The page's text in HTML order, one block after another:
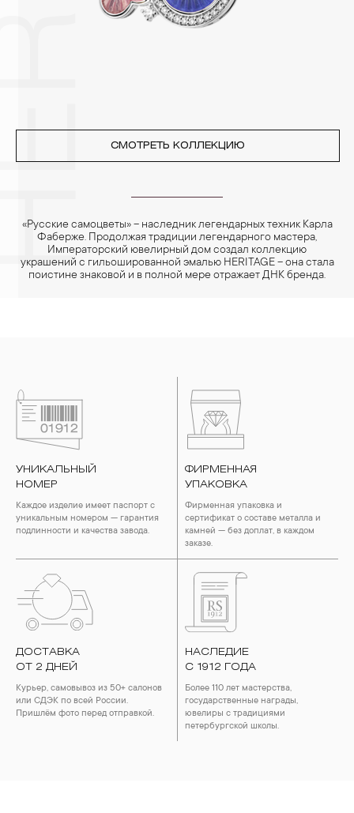
4. Специалисты обычно рекомендуют чистить украшения не
реже одного раза в месяц, а также регулярно протирать их
СМОТРЕТЬ КОЛЛЕКЦИЮ
«Русские самоцветы» – наследник легендарных техник Карла
Фаберже. Продолжая традиции легендарного мастера,
Императорский ювелирный дом создал коллекцию
украшений с гильошированной эмалью HERITAGE – она стала
поистине знаковой и в полной мере отражает ДНК бренда.
УНИКАЛЬНЫЙ
НОМЕР
Каждое изделие имеет паспорт с
уникальным номером — гарантия
подлинности и качества завода.
ФИРМЕННАЯ
УПАКОВКА
Фирменная упаковка и
сертификат о составе металла и
камней — без доплат, в каждом
заказе.
ДОСТАВКА
ОТ 2 ДНЕЙ
Курьер, самовывоз из 50+ салонов
или СДЭК по всей России.
Пришлём фото перед отправкой.
НАСЛЕДИЕ
С 1912 ГОДА
Более 110 лет мастерства,
государственные награды,
ювелиры с традициями
петербургской школы.